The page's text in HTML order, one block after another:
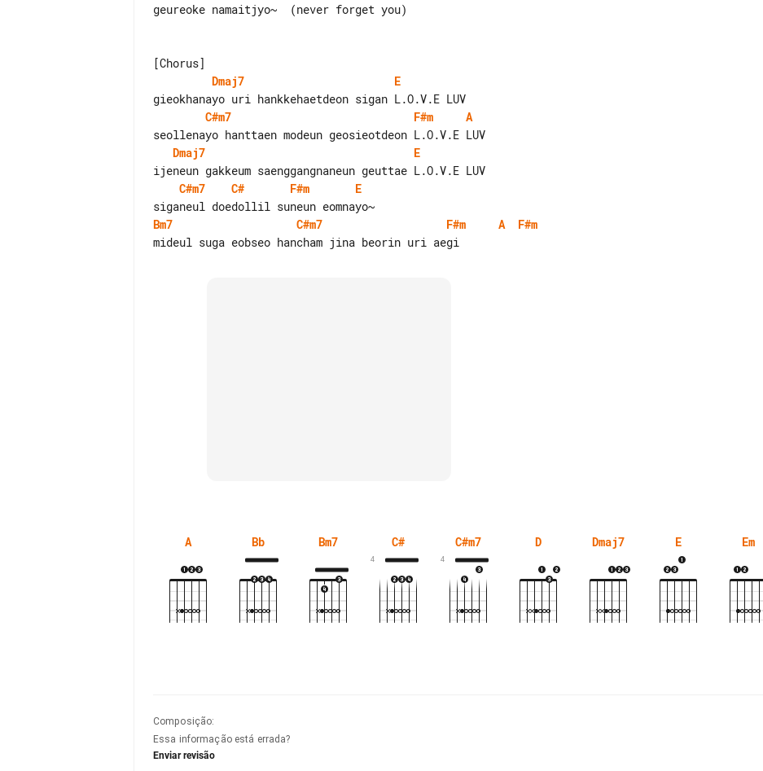
geureoke namaitjyo~  (never forget you)
Dmaj7
E
C#m7
F#m
A
Dmaj7
E
C#m7
C# F#m
E
Bm7
C#m7 F#m A
F#m
A Bb Bm7 C#
4
C#m7
4
D Dmaj7 E Em
Composição:
Essa informação está errada?
Enviar revisão